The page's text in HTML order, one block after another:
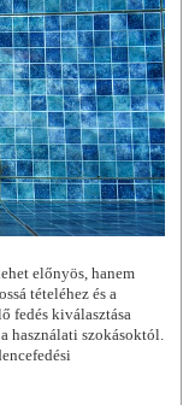
előnyös, hanem
tételéhez és a
fedés kiválasztása
használati szokásoktól.